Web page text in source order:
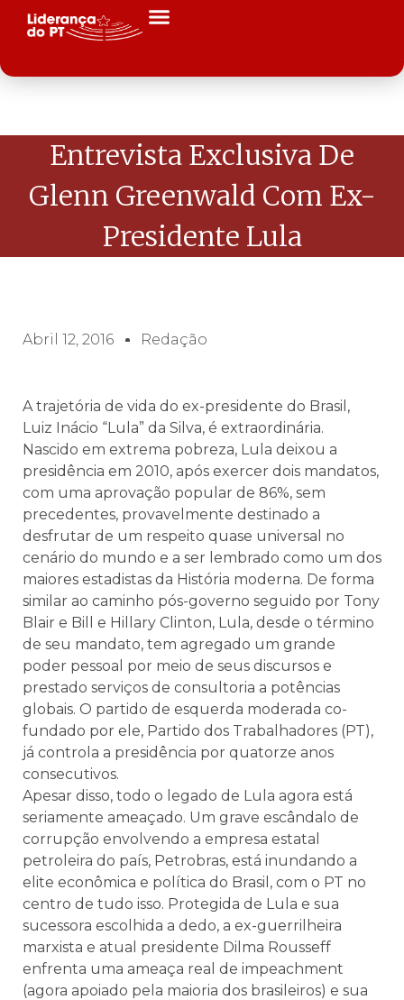
Entrevista Exclusiva De
Glenn Greenwald Com Ex-
Presidente Lula
Abril 12, 2016 Redação
A trajetória de vida do ex-presidente do Brasil,
Luiz Inácio “Lula” da Silva, é extraordinária.
Nascido em extrema pobreza, Lula deixou a
presidência em 2010, após exercer dois mandatos,
com uma aprovação popular de 86%, sem
precedentes, provavelmente destinado a
desfrutar de um respeito quase universal no
cenário do mundo e a ser lembrado como um dos
maiores estadistas da História moderna. De forma
similar ao caminho pós-governo seguido por Tony
Blair e Bill e Hillary Clinton, Lula, desde o término
de seu mandato, tem agregado um grande
poder pessoal por meio de seus discursos e
prestado serviços de consultoria a potências
globais. O partido de esquerda moderada co-
fundado por ele, Partido dos Trabalhadores (PT),
já controla a presidência por quatorze anos
consecutivos.
Apesar disso, todo o legado de Lula agora está
seriamente ameaçado. Um grave escândalo de
corrupção envolvendo a empresa estatal
petroleira do país, Petrobras, está inundando a
elite econômica e política do Brasil, com o PT no
centro de tudo isso. Protegida de Lula e sua
sucessora escolhida a dedo, a ex-guerrilheira
marxista e atual presidente Dilma Rousseff
enfrenta uma ameaça real de impeachment
(agora apoiado pela maioria dos brasileiros) e sua